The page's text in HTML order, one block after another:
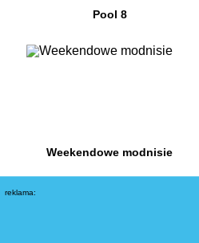
Pool 8
Weekendowe modnisie
reklama: